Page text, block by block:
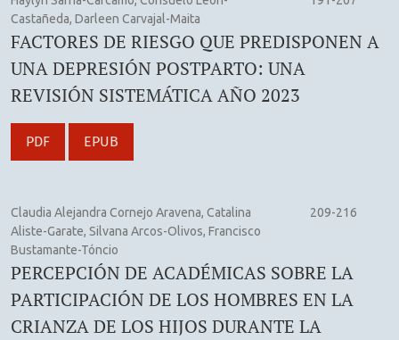
Castañeda, Darleen Carvajal-Maita
FACTORES DE RIESGO QUE PREDISPONEN A
UNA DEPRESIÓN POSTPARTO: UNA
REVISIÓN SISTEMÁTICA AÑO 2023
PDF EPUB
Claudia Alejandra Cornejo Aravena, Catalina
Aliste-Garate, Silvana Arcos-Olivos, Francisco
Bustamante-Tóncio
209-216
PERCEPCIÓN DE ACADÉMICAS SOBRE LA
PARTICIPACIÓN DE LOS HOMBRES EN LA
CRIANZA DE LOS HIJOS DURANTE LA